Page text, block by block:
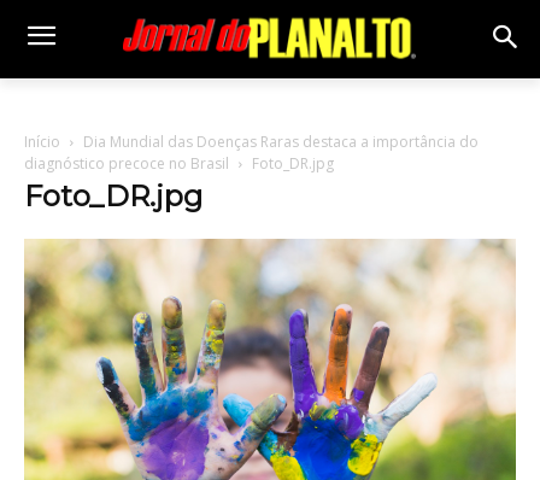
Início
Dia Mundial das Doenças Raras destaca a importância do
diagnóstico precoce no Brasil
Foto_DR.jpg
Foto_DR.jpg